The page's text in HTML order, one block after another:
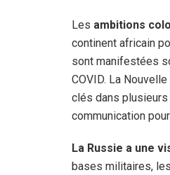
Les ambitions
continent africain
sont manifestées
COVID. La
clés dans
communication
La Russie a une
bases militaires,